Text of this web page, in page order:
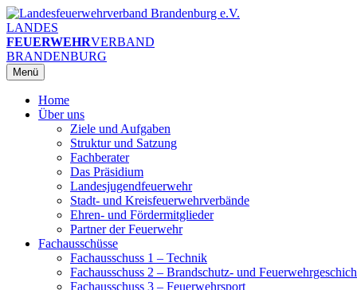
Zum
Inhalt
springen
LANDES
FEUERWEHRVERBAND
BRANDENBURG
Menü
Home
Über uns
Ziele und Aufgaben
Struktur und Satzung
Fachberater
Das Präsidium
Landesjugendfeuerwehr
Stadt- und Kreisfeuerwehrverbände
Ehren- und Fördermitglieder
Partner der Feuerwehr
Fachausschüsse
Fachausschuss 1 – Technik
Fachausschuss 2 – Brandschutz- und
Fachausschuss 3 – Feuerwehrsport